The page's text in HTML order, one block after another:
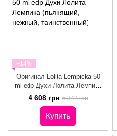
−14%
Оригинал Lolita Lempicka 50
ml edp Духи Лолита Лемпика
(пьянящий, нежный,
таинственный)
4 608 грн 5 342 грн
Купить